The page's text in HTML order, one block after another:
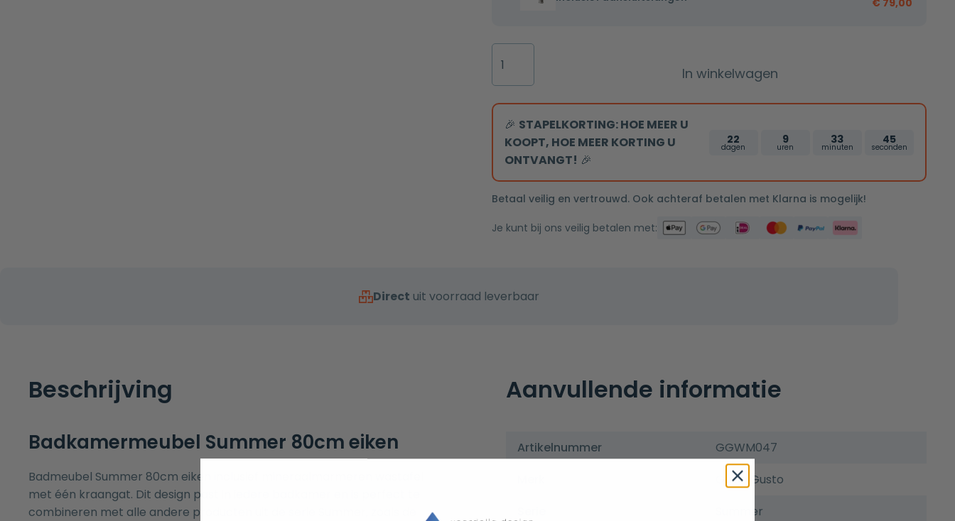
LED
en
aansluitslangen
€ 79,00
Summer
80cm
eiken
aantal
In winkelwagen
🎉 STAPELKORTING: HOE MEER U
KOOPT, HOE MEER KORTING U
ONTVANGT! 🎉
22
dagen
9
uren
33
minuten
44
seconden
Betaal veilig en vertrouwd. Ook achteraf betalen met Klarna is mogelijk!
Je kunt bij ons veilig betalen met:
Direct uit voorraad leverbaar
Beschrijving
Badkamermeubel Summer 80cm eiken
Badmeubel Summer 80cm eiken inclusief mineraalmarmeren wastafel
met één kraangat. Dit design past in iedere badkamer en is perfect te
combineren met alle andere producten uit de serie Summer, zoals de
Aanvullende informatie
Artikelnummer
GGWM047
Guido Gusto
Summer